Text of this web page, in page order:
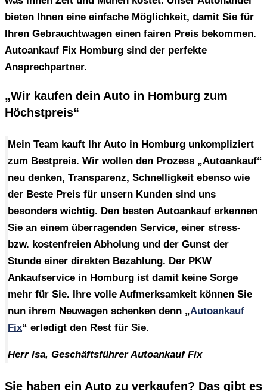
bieten Ihnen eine einfache Möglichkeit, damit Sie für
Ihren Gebrauchtwagen einen fairen Preis bekommen.
Autoankauf Fix Homburg sind der perfekte
Ansprechpartner.
„Wir kaufen dein Auto in Homburg zum
Höchstpreis“
Mein Team kauft Ihr Auto in Homburg unkompliziert
zum Bestpreis. Wir wollen den Prozess „Autoankauf“
neu denken, Transparenz, Schnelligkeit ebenso wie
der Beste Preis für unsern Kunden sind uns
besonders wichtig. Den besten Autoankauf erkennen
Sie an einem überragenden Service, einer stress-
bzw. kostenfreien Abholung und der Gunst der
Stunde einer direkten Bezahlung. Der PKW
Ankaufservice in Homburg ist damit keine Sorge
mehr für Sie. Ihre volle Aufmerksamkeit können Sie
nun ihrem Neuwagen schenken denn „Autoankauf
Fix“ erledigt den Rest für Sie.
Herr Isa, Geschäftsführer Autoankauf Fix
Sie haben ein Auto zu verkaufen? Das gibt es